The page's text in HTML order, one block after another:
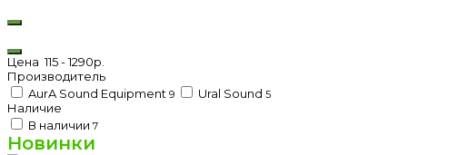
Цена115-1290р.
Производитель
AurA Sound Equipment 9 Ural Sound 5
Наличие
В наличии 7
Новинки